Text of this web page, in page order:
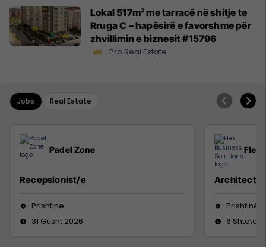
Lokal 517m² me tarracë në shitje te
Rruga C – hapësirë e favorshme për
zhvillimin e biznesit #15796
Pro Real Estate
Jobs Real Estate
Padel Zone
Recepsionist/e
Prishtine
31 Gusht 2026
Flex
Architect
Prishtinë
6 Shtator